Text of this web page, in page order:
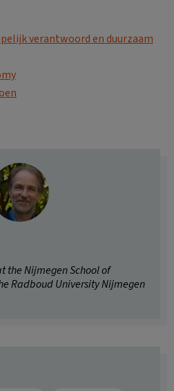
verantwoord en duurzaam
the Nijmegen School of
Radboud University Nijmegen